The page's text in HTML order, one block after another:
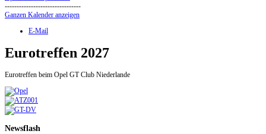
--------------------------------
Ganzen Kalender anzeigen
E-Mail
Eurotreffen 2027
Eurotreffen beim Opel GT Club Niederlande
Newsflash